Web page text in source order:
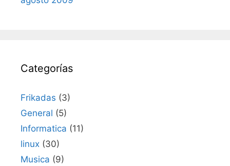
Categorías
Frikadas (3)
General (5)
Informatica (11)
linux (30)
Musica (9)